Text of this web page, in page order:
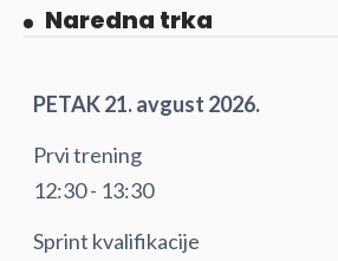
Naredna trka
PETAK 21. avgust 2026.
Prvi trening
12:30 - 13:30
Sprint kvalifikacije